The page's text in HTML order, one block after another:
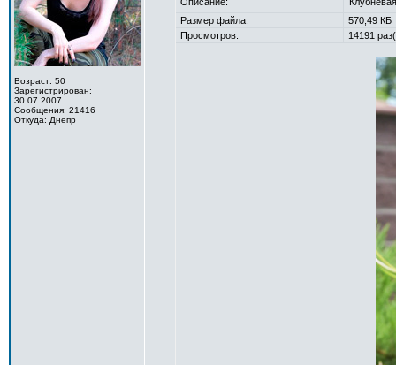
Возраст: 50
Зарегистрирован:
30.07.2007
Сообщения: 21416
Откуда: Днепр
Размер файла:
570,49 КБ
Просмотров:
14191